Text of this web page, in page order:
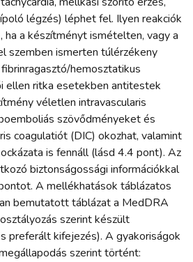
légzés) léphet fel. Ilyen reakciók
a készítményt ismételten, vagy a
szemben ismerten túlérzékeny
hemosztatikus
ellen ritka esetekben antitestek
véletlen intravascularis
szövődményeket és
coagulatiót (DIC) okozhat, valamint
is fennáll (lásd 4.4 pont). Az
biztonságossági információkkal
A mellékhatások táblázatos
bemutatott táblázat a MedDRA
szerint készült
preferált kifejezés). A gyakoriságok
szerint történt: